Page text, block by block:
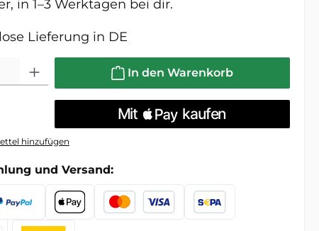
in 1–3 Werktagen bei dir.
Lieferung in DE
Gib den gewünschten Wert ein oder benutze die
In den Warenkorb
hinzufügen
und Versand: